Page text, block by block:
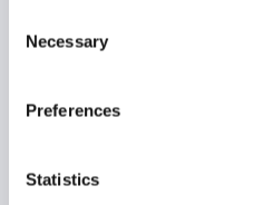
Selection
Necessary
Preferences
Statistics